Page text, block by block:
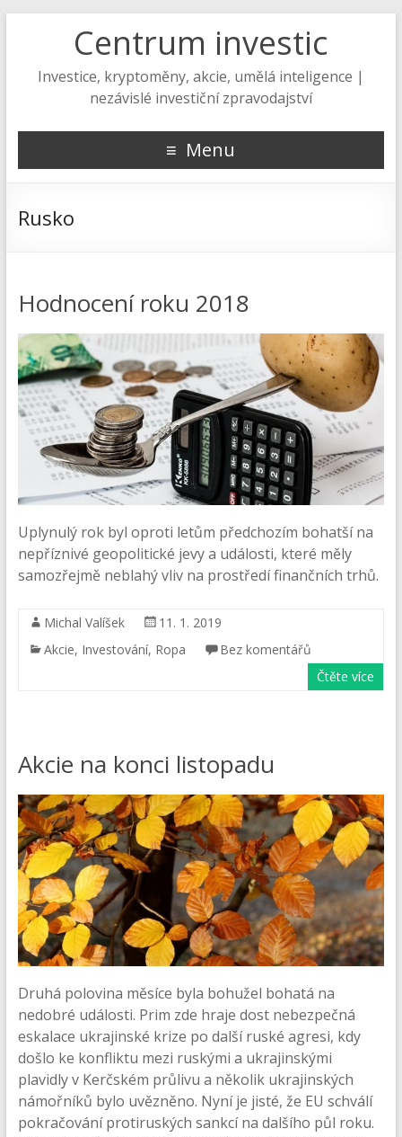
Centrum investic
Investice, kryptoměny, akcie, umělá inteligence |
nezávislé investiční zpravodajství
Menu
Rusko
Hodnocení roku 2018
Uplynulý rok byl oproti letům předchozím bohatší na
nepříznivé geopolitické jevy a události, které měly
samozřejmě neblahý vliv na prostředí finančních trhů.
Michal Valíšek
11. 1. 2019
Akcie, Investování, Ropa
Bez komentářů
Čtěte více
Akcie na konci listopadu
Druhá polovina měsíce byla bohužel bohatá na
nedobré události. Prim zde hraje dost nebezpečná
eskalace ukrajinské krize po další ruské agresi, kdy
došlo ke konfliktu mezi ruskými a ukrajinskými
plavidly v Kerčském průlivu a několik ukrajinských
námořníků bylo uvězněno. Nyní je jisté, že EU schválí
pokračování protiruských sankcí na dalšího půl roku.